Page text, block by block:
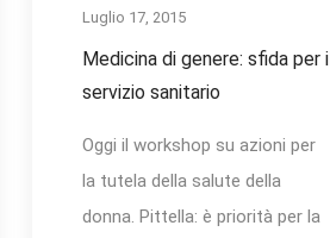
Luglio 17, 2015
Medicina di genere: sfida per il
servizio sanitario
Oggi il workshop su azioni per
la tutela della salute della
donna. Pittella: è priorità per la